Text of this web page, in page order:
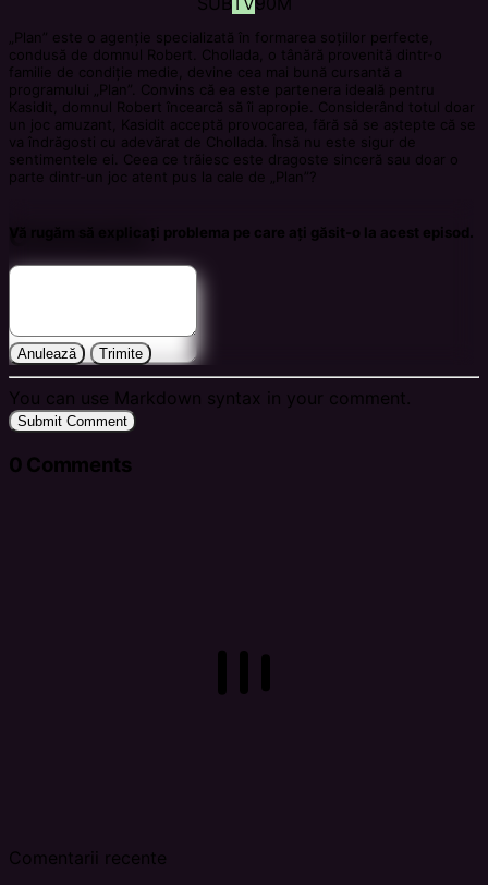
„Plan” este o agenție specializată în formarea soțiilor perfecte,
condusă de domnul Robert. Chollada, o tânără provenită dintr-o
familie de condiție medie, devine cea mai bună cursantă a
programului „Plan”. Convins că ea este partenera ideală pentru
Kasidit, domnul Robert încearcă să îi apropie. Considerând totul doar
un joc amuzant, Kasidit acceptă provocarea, fără să se aștepte că se
va îndrăgosti cu adevărat de Chollada. Însă nu este sigur de
sentimentele ei. Ceea ce trăiesc este dragoste sinceră sau doar o
parte dintr-un joc atent pus la cale de „Plan”?
Vă rugăm să explicați problema pe care ați găsit-o la acest episod.
Anulează Trimite
Comments
You can use Markdown syntax in your comment.
Submit Comment
0 Comments
Comentarii recente